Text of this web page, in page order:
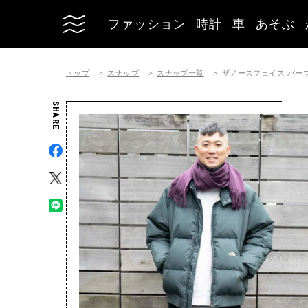
ファッション 時計 車 あそぶ
トップ スナップ スナップ一覧 ザノースフェイス パー
SHARE